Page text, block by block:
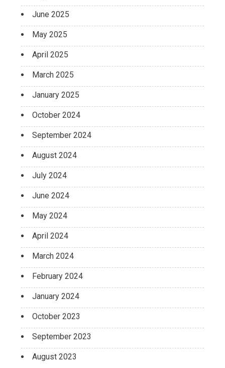
June 2025
May 2025
April 2025
March 2025
January 2025
October 2024
September 2024
August 2024
July 2024
June 2024
May 2024
April 2024
March 2024
February 2024
January 2024
October 2023
September 2023
August 2023